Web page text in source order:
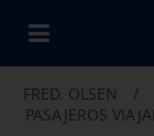
FRED. OLSEN /
PASAJEROS